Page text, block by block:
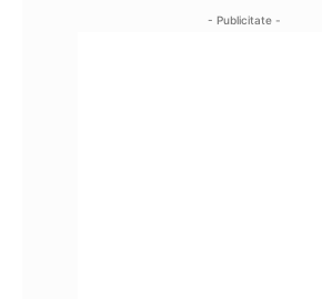
- Publicitate -